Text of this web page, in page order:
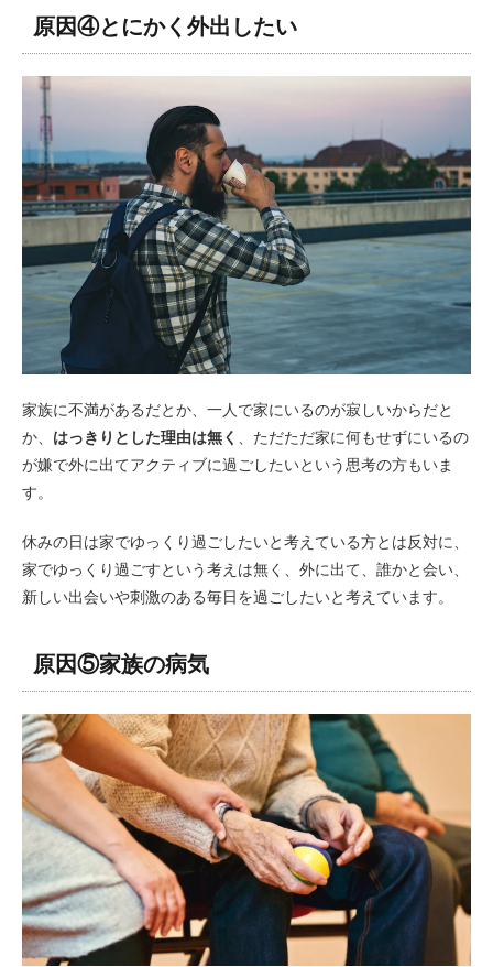
原因④とにかく外出したい
家族に不満があるだとか、一人で家にいるのが寂しいからだと
か、 はっきりとした理由は無く
、ただただ家に何もせずにいるの
が嫌で外に出てアクティブに過ごしたいという思考の方もいま
す。
休みの日は家でゆっくり過ごしたいと考えている方とは反対に、
家でゆっくり過ごすという考えは無く、外に出て、誰かと会い、
新しい出会いや刺激のある毎日を過ごしたいと考えています。
原因⑤家族の病気